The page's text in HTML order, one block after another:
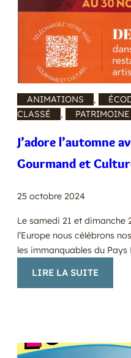
ANIMATIONS ,
CLASSÉ
, PATRIMOINE
J’adore l’automne
Gourmand et
25 octobre 2024
Le samedi 21 et dimanche
l’Europe nous célébrons
les immanquables du Pays
LIRE LA SUITE: